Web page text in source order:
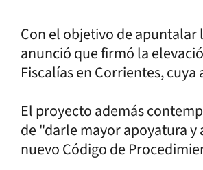
Con el objetivo de apuntalar
anunció que firmó la
Fiscalías en Corrientes,
El proyecto además
de "darle mayor apoyatura
nuevo Código de